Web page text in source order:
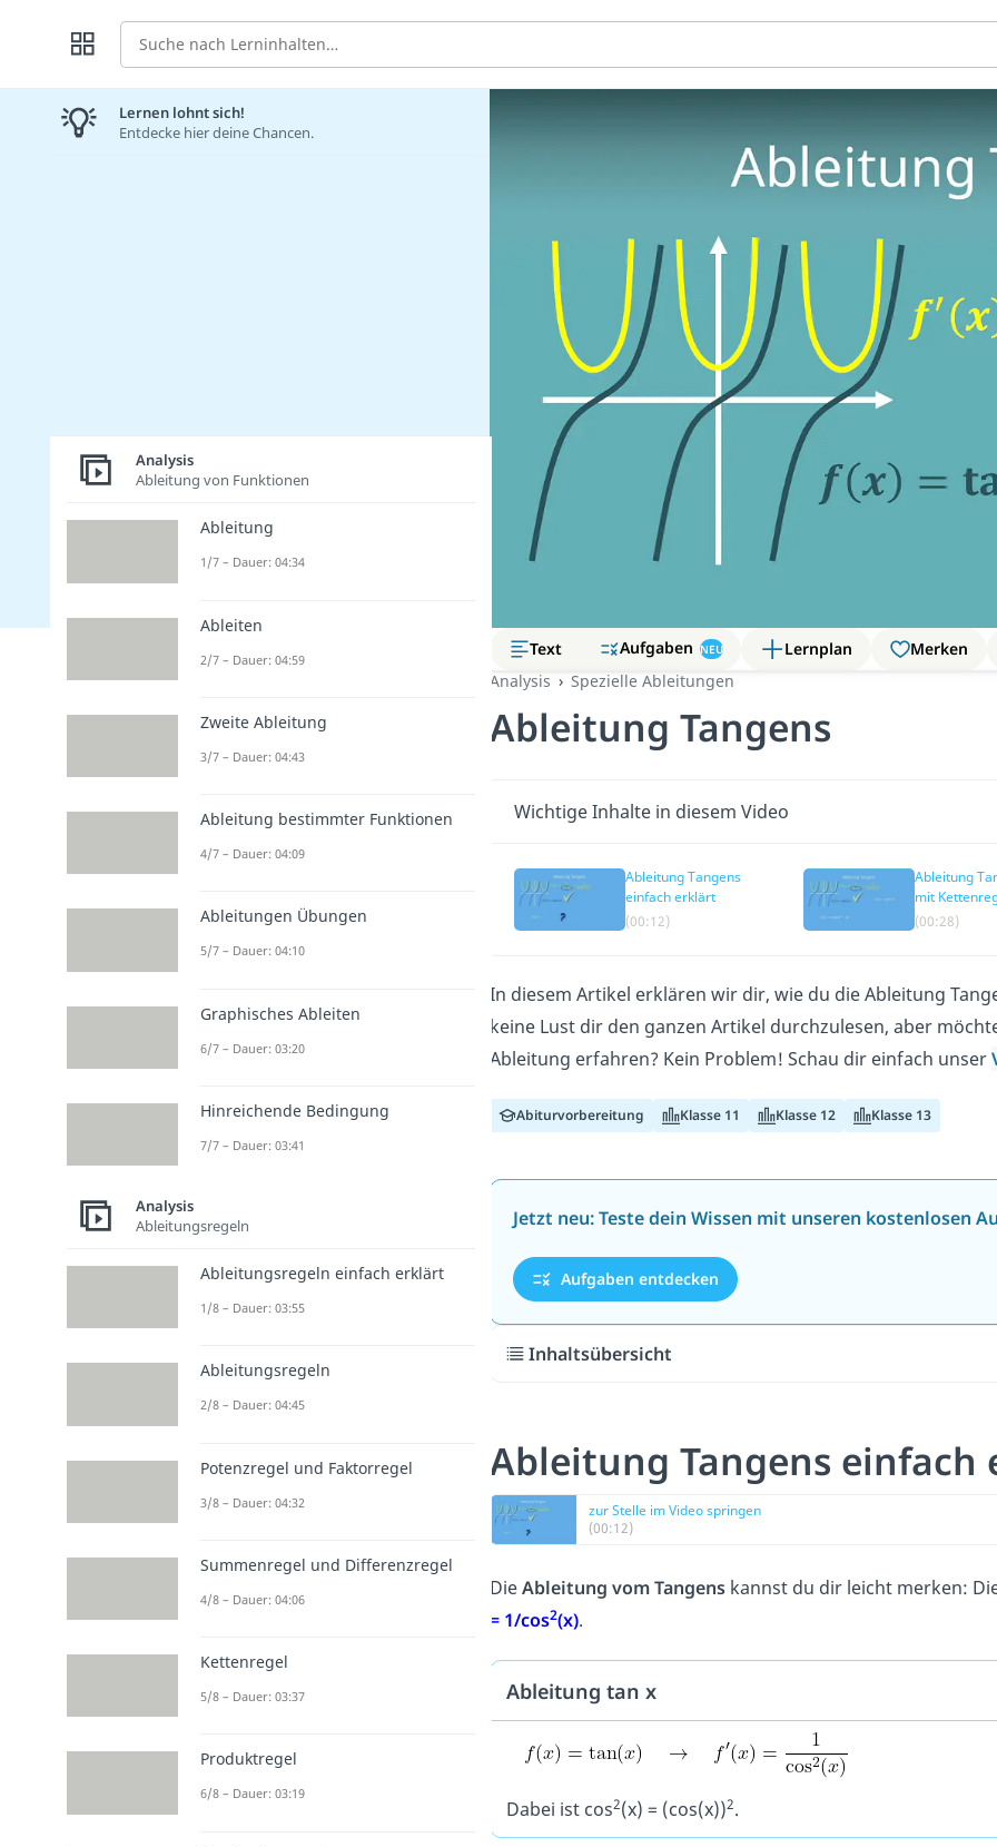
Suche
Text Aufgaben NEU Lernplan Merken
Analysis
Spezielle Ableitungen
Ableitung Tangens
Wichtige Inhalte in diesem Video
Ableitung Tangens
einfach erklärt
(00:12)
Ableitung
mit
(00:28)
In diesem Artikel erklären wir dir, wie du die Ableitung
keine Lust dir den ganzen Artikel durchzulesen, aber
Ableitung erfahren? Kein Problem! Schau dir einfach unser
Abiturvorbereitung Klasse 11 Klasse 12 Klasse 13
Jetzt neu: Teste dein Wissen mit unseren kostenlosen
Aufgaben entdecken
Inhaltsübersicht
Ableitung Tangens einfach
zur Stelle im Video springen
(00:12)
DieAbleitung vom Tangenskannst du dir leicht merken:
= 1/cos2(x).
Ableitung tan x
Dabei ist cos2(x) = (cos(x))2.
Lernen lohnt sich!
Entdecke hier deine Chancen.
Analysis
Ableitung von Funktionen
Ableitung
1/7 – Dauer: 04:34
Ableiten
2/7 – Dauer: 04:59
Zweite Ableitung
3/7 – Dauer: 04:43
Ableitung bestimmter Funktionen
4/7 – Dauer: 04:09
Ableitungen Übungen
5/7 – Dauer: 04:10
Graphisches Ableiten
6/7 – Dauer: 03:20
Hinreichende Bedingung
7/7 – Dauer: 03:41
Analysis
Ableitungsregeln
Ableitungsregeln einfach erklärt
1/8 – Dauer: 03:55
Ableitungsregeln
2/8 – Dauer: 04:45
Potenzregel und Faktorregel
3/8 – Dauer: 04:32
Summenregel und Differenzregel
4/8 – Dauer: 04:06
Kettenregel
5/8 – Dauer: 03:37
Produktregel
6/8 – Dauer: 03:19